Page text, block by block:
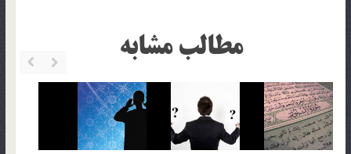
مطالب مشابه